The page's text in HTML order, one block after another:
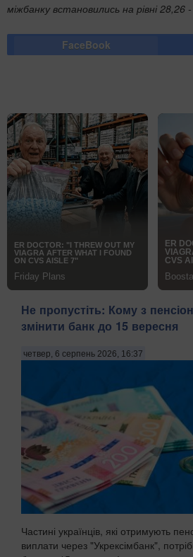
міжбанку встановились на рівні 28,26
FaceBook
Не пропустіть: Кому з
змінити банк до 15 вересня
четвер, 6 серпень 2026, 16:37
Частині українців, які отримують
виплати через "Укрексімбанк",